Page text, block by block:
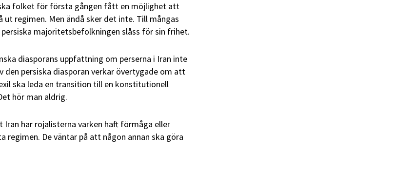
folket för första gången fått en möjlighet att
regimen. Men ändå sker det inte. Till mångas
majoritetsbefolkningen slåss för sin frihet.
diasporans uppfattning om perserna i Iran inte
den persiska diasporan verkar övertygade om att
ska leda en transition till en konstitutionell
hör man aldrig.
Iran har rojalisterna varken haft förmåga eller
De väntar på att någon annan ska göra